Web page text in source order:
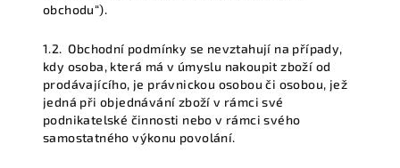
obchodu“).
1.2.Obchodní podmínky se nevztahují na případy,
kdy osoba, která má v úmyslu nakoupit zboží od
prodávajícího, je právnickou osobou či osobou, jež
jedná při objednávání zboží v rámci své
podnikatelské činnosti nebo v rámci svého
samostatného výkonu povolání.